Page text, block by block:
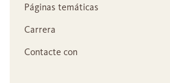
Páginas temáticas
Carrera
Contacte con